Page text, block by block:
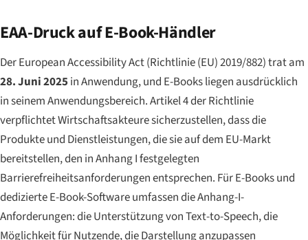
EAA-Druck auf E-Book-Händler
Der European Accessibility Act (Richtlinie (EU) 2019/882) trat am
28. Juni 2025in Anwendung, und E-Books liegen ausdrücklich
in seinem Anwendungsbereich. Artikel 4 der Richtlinie
verpflichtet Wirtschaftsakteure sicherzustellen, dass die
Produkte und Dienstleistungen, die sie auf dem EU-Markt
bereitstellen, den in Anhang I festgelegten
Barrierefreiheitsanforderungen entsprechen. Für E-Books und
dedizierte E-Book-Software umfassen die Anhang-I-
Anforderungen: die Unterstützung von Text-to-Speech, die
Möglichkeit für Nutzende, die Darstellung anzupassen